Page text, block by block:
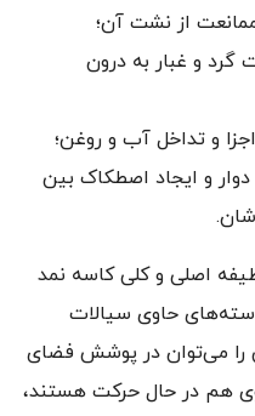
از نشت آن؛
گرد و غبار به درون
و تداخل آب و روغن؛
و ایجاد اصطکاک بین
اصلی و کلی کاسه نمد
حاوی سیالات
را می‌توان در پوشش فضای
هم در حال حرکت هستند،